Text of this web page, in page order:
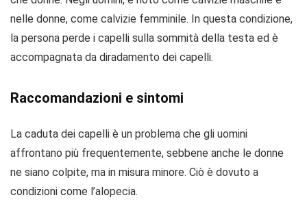
nelle donne, come calvizie femminile. In questa condizione,
la persona perde i capelli sulla sommità della testa ed è
accompagnata da diradamento dei capelli.
Raccomandazioni e sintomi
La caduta dei capelli è un problema che gli uomini
affrontano più frequentemente, sebbene anche le donne
ne siano colpite, ma in misura minore. Ciò è dovuto a
condizioni come l’alopecia.